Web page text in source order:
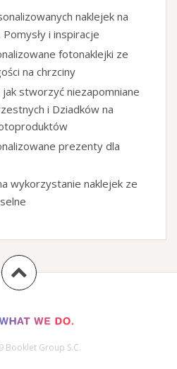
naklejek na
i inspiracje
fotonaklejki ze
na chrzciny
jak stworzyć niezapomniane
i Dziadków na
prezenty dla
wykorzystanie naklejek ze
Booklet Group S.C.